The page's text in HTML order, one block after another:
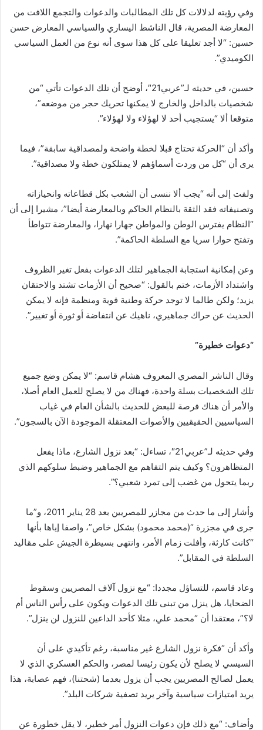
وفي رؤيته لدلالات كل تلك المطالبات والدعوات والتجمع اللافت من
المعارضة المصرية، قال الناشط اليساري والسياسي المعارض حسن
حسين: “لا أجد تعليقا على كل هذا سوى أنه نوع من العمل السياسي
الكوميدي”.
حسين، في حديثه لـ”عربي21″، أوضح أن تلك الدعوات تأتي “من
شخصيات بالداخل والخارج لا يمكنها تحريك حجر من موضعه”،
متوقعا ألا “يستجيب أحد لا لهؤلاء ولا لهؤلاء”.
وأكد أن “الحركة تحتاج قبلا لخطة واضحة ولمصداقية سابقة”، فيما
يرى أن “كل من وردت أسماؤهم لا يمتلكون خطة ولا مصداقية”.
ولفت إلى أنه “يجب ألا ننسى أن الشعب بكل قطاعاته وانحيازاته
وتصنيفاته فقد الثقة بالنظام الحاكم وبالمعارضة أيضا”، مشيرا إلى أن
“النظام يفترس الوطن والمواطن جهارا نهارا، والمعارضة تتواطأ
وتفتح حوارا سريا مع السلطة الحاكمة”.
وعن إمكانية استجابة الجماهير لتلك الدعوات بفعل تغير الظروف
واشتداد الأزمات، ختم بالقول: “صحيح أن الأزمات تشتد والاحتقان
يزيد؛ ولكن طالما لا توجد حركة وطنية قوية ومنظمة فإنه لا يمكن
الحديث عن حراك جماهيري، ناهيك عن انتفاضة أو ثورة أو تغيير”.
“دعوات خطيرة”
وقال الناشر المصري المعروف هشام قاسم: “لا يمكن وضع جميع
تلك الشخصيات بسلة واحدة، فهناك من لا يصلح للعمل العام أصلا،
والأمر أن هناك فرصة للبعض للحديث بالشأن العام في غياب
السياسيين الحقيقيين والأصوات المعتقلة الموجودة الآن بالسجون”.
وفي حديثه لـ”عربي21″، تساءل: “بعد نزول الشارع، ماذا يفعل
المتظاهرون؟ وكيف يتم التفاهم مع الجماهير وضبط سلوكهم الذي
ربما يتحول من غضب إلى تمرد شعبي؟”.
وأشار إلى ما حدث من مجازر للمصريين بعد 28 يناير 2011، و”ما
جرى في مجزرة “(محمد محمود) بشكل خاص”، واصفا إياها بأنها
“كانت كارثة، وأفلت زمام الأمر، وانتهى بسيطرة الجيش على مقاليد
السلطة في المقابل”.
وعاد قاسم، للتساؤل مجددا: “مع نزول آلاف المصريين وسقوط
الضحايا، هل ينزل من تبنى تلك الدعوات ويكون على رأس الناس أم
لا؟”، معتقدا أن “محمد علي، مثلا كأحد الداعين للنزول لن ينزل”.
وأكد أن “فكرة نزول الشارع غير مناسبة، رغم تأكيدي على أن
السيسي لا يصلح لأن يكون رئيسا لمصر، والحكم العسكري الذي لا
يعمل لصالح المصريين يجب أن يزول بعدما (شحتنا)، فهم عصابة، هذا
يريد امتيازات سياسية وآخر يريد تصفية شركات البلد”.
وأضاف: “مع ذلك فإن دعوات النزول أمر خطير، لا يقل خطورة عن